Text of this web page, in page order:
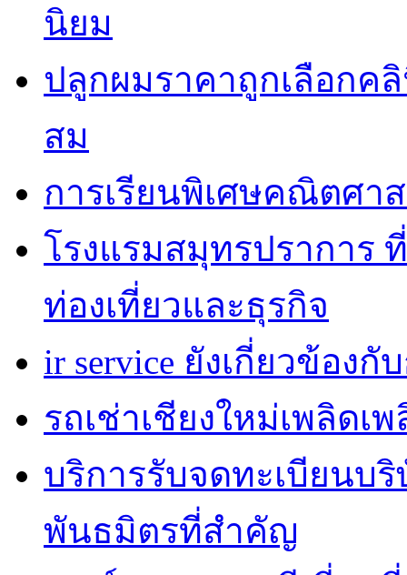
นิยม
ปลูกผมราคาถูกเลือกค
สม
การเรียนพิเศษคณิตศ
โรงแรมสมุทรปราการ
ท่องเที่ยวและธุรกิจ
ir service ยังเกี่ยวข้อง
รถเช่าเชียงใหม่เพลิดเ
บริการรับจดทะเบียนบ
พันธมิตรที่สำคัญ